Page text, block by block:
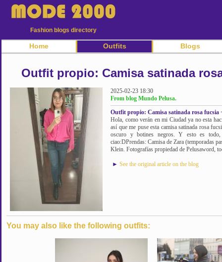
Fashion blogs directory
Home Outfits Blogs
Outfit propio: Camisa satinada
2025-02-23 18:30
From blog Mundo Pelusa.
Outfit propio: Camisa satinada rosa fucsia
Hola, como verán en mi Ciudad ya no esta
así que me puse esta camisa satinada rosa
oscuro y botines negros. Y esto es todo,
ciao:DPrendas: Camisa de Zara (temporadas
Klein. Fotografías propiedad de Pelusaword,
► See the original article on the blog
You may also like the following outfits: